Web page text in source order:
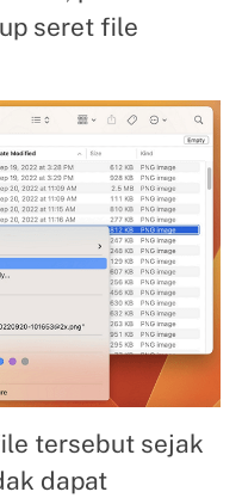
seret file
tersebut sejak
dapat